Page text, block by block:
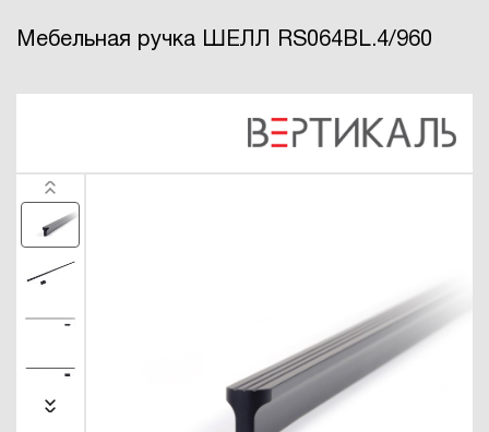
Мебельная ручка ШЕЛЛ RS064BL.4/960